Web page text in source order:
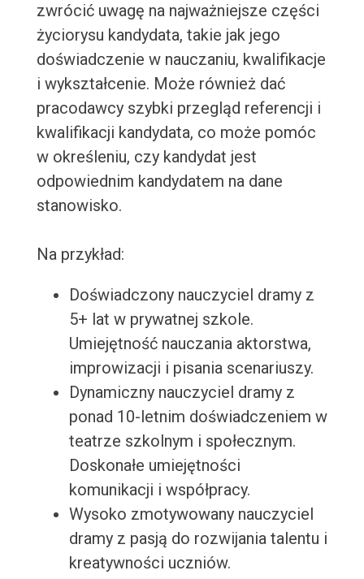
zwrócić uwagę na najważniejsze części
życiorysu kandydata, takie jak jego
doświadczenie w nauczaniu, kwalifikacje
i wykształcenie. Może również dać
pracodawcy szybki przegląd referencji i
kwalifikacji kandydata, co może pomóc
w określeniu, czy kandydat jest
odpowiednim kandydatem na dane
stanowisko.
Na przykład:
Doświadczony nauczyciel dramy z
5+ lat w prywatnej szkole.
Umiejętność nauczania aktorstwa,
improwizacji i pisania scenariuszy.
Dynamiczny nauczyciel dramy z
ponad 10-letnim doświadczeniem w
teatrze szkolnym i społecznym.
Doskonałe umiejętności
komunikacji i współpracy.
Wysoko zmotywowany nauczyciel
dramy z pasją do rozwijania talentu i
kreatywności uczniów.